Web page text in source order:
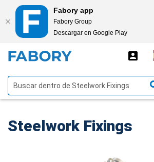
Fabory app
Fabory Group
Descargar en Google Play
Mostrar filtros
Steelwork Fixings